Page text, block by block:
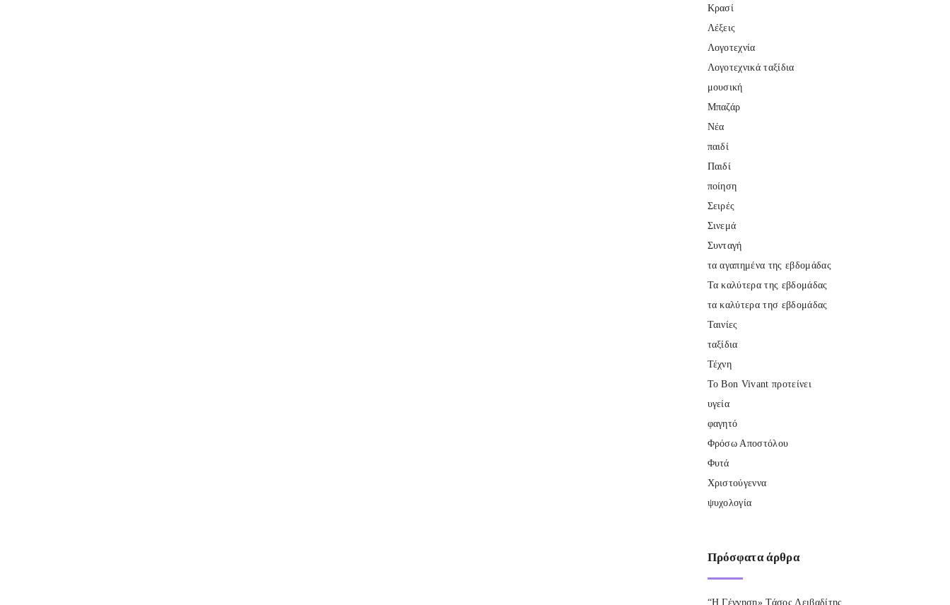
Κρασί
Λέξεις
Λογοτεχνία
Λογοτεχνικά ταξίδια
μουσική
Μπαζάρ
Νέα
παιδί
Παιδί
ποίηση
Σειρές
Σινεμά
Συνταγή
τα αγαπημένα της εβδομάδας
Τα καλύτερα της εβδομάδας
τα καλύτερα τησ εβδομάδας
Ταινίες
ταξίδια
Τέχνη
Το Bon Vivant προτείνει
υγεία
φαγητό
Φρόσω Αποστόλου
Φυτά
Χριστούγεννα
ψυχολογία
Πρόσφατα άρθρα
“Η Γέννηση» Τάσος Λειβαδίτης